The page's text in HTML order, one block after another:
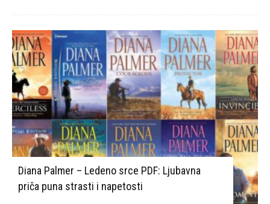
Diana Palmer – Ledeno srce PDF: Ljubavna
priča puna strasti i napetosti